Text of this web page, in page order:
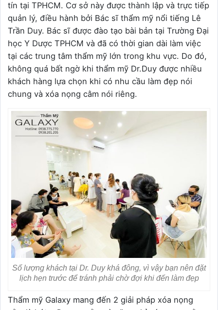
tín tại TPHCM. Cơ sở này được thành lập và trực tiếp
quản lý, điều hành bởi Bác sĩ thẩm mỹ nổi tiếng Lê
Trần Duy. Bác sĩ được đào tạo bài bản tại Trường Đại
học Y Dược TPHCM và đã có thời gian dài làm việc
tại các trung tâm thẩm mỹ lớn trong khu vực. Do đó,
không quá bất ngờ khi thẩm mỹ Dr.Duy được nhiều
khách hàng lựa chọn khi có nhu cầu làm đẹp nói
chung và xóa nọng cằm nói riêng.
Số lượng khách tại Dr. Duy khá đông, vì vậy bạn nên đặt
lịch hẹn trước để tránh phải chờ đợi khi đến làm đẹp
Thẩm mỹ Galaxy mang đến 2 giải pháp xóa nọng